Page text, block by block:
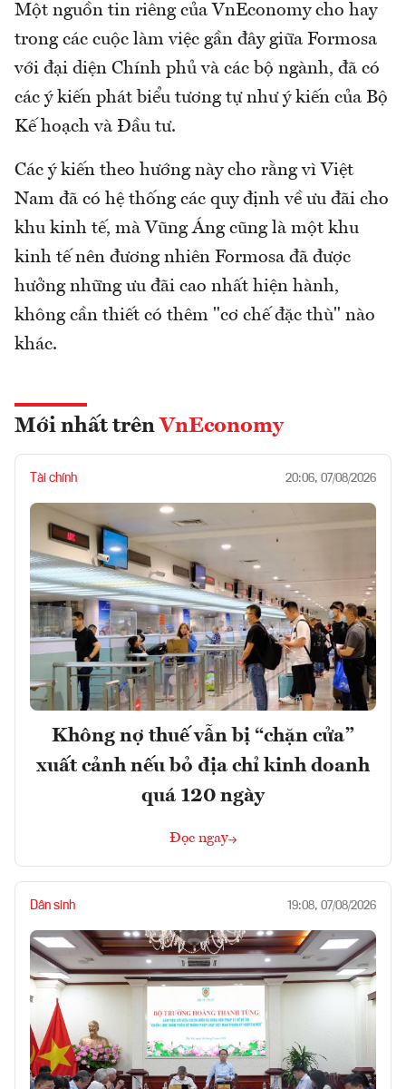
Một nguồn tin riêng của VnEconomy cho hay
trong các cuộc làm việc gần đây giữa Formosa
với đại diện Chính phủ và các bộ ngành, đã có
các ý kiến phát biểu tương tự như ý kiến của Bộ
Kế hoạch và Đầu tư.
Các ý kiến theo hướng này cho rằng vì Việt
Nam đã có hệ thống các quy định về ưu đãi cho
khu kinh tế, mà Vũng Áng cũng là một khu
kinh tế nên đương nhiên Formosa đã được
hưởng những ưu đãi cao nhất hiện hành,
không cần thiết có thêm "cơ chế đặc thù" nào
khác.
Mới nhất trên VnEconomy
Tài chính 20:06, 07/08/2026
Không nợ thuế vẫn bị “chặn cửa”
xuất cảnh nếu bỏ địa chỉ kinh doanh
quá 120 ngày
Đọc ngay
Dân sinh 19:08, 07/08/2026